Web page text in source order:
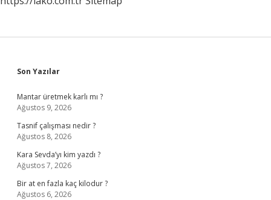
Sidebar
Son Yazılar
Mantar üretmek karlı mı ?
Ağustos 9, 2026
Tasnif çalışması nedir ?
Ağustos 8, 2026
Kara Sevda’yı kim yazdı ?
Ağustos 7, 2026
Bir at en fazla kaç kilodur ?
Ağustos 6, 2026